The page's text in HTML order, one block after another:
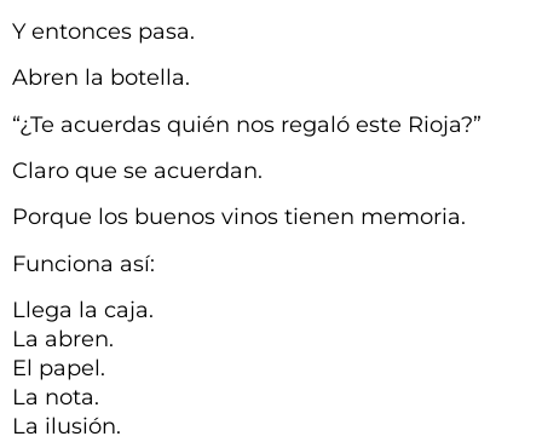
Y entonces pasa.
Abren la botella.
“¿Te acuerdas quién nos regaló este Rioja?”
Claro que se acuerdan.
Porque los buenos vinos tienen memoria.
Funciona así:
Llega la caja.
La abren.
El papel.
La nota.
La ilusión.